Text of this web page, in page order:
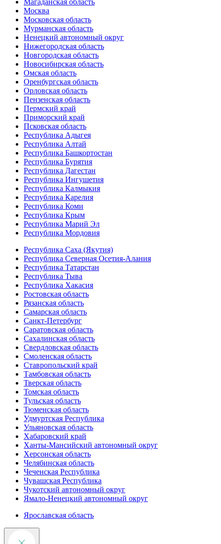
Магаданская область
Москва
Московская область
Мурманская область
Ненецкий автономный округ
Нижегородская область
Новгородская область
Новосибирская область
Омская область
Оренбургская область
Орловская область
Пензенская область
Пермский край
Приморский край
Псковская область
Республика Адыгея
Республика Алтай
Республика Башкортостан
Республика Бурятия
Республика Дагестан
Республика Ингушетия
Республика Калмыкия
Республика Карелия
Республика Коми
Республика Крым
Республика Марий Эл
Республика Мордовия
Республика Саха (Якутия)
Республика Северная Осетия-Алания
Республика Татарстан
Республика Тыва
Республика Хакасия
Ростовская область
Рязанская область
Самарская область
Санкт-Петербург
Саратовская область
Сахалинская область
Свердловская область
Смоленская область
Ставропольский край
Тамбовская область
Тверская область
Томская область
Тульская область
Тюменская область
Удмуртская Республика
Ульяновская область
Хабаровский край
Ханты-Мансийский автономный округ
Херсонская область
Челябинская область
Чеченская Республика
Чувашская Республика
Чукотский автономный округ
Ямало-Ненецкий автономный округ
Ярославская область